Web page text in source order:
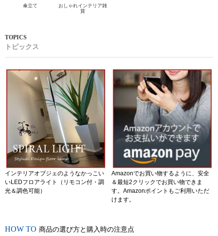
傘立て
おしゃれインテリア雑
貨
トピックス
インテリアオブジェのようなかっこい
いLEDフロアライト（リモコン付・調
光＆調色可能）
Amazonでお買い物するように、安全
＆最短2クリックでお買い物できま
す。Amazonポイントもご利用いただ
けます。
商品の選び方と購入時の注意点